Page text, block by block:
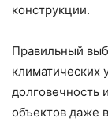
конструкции.
Правильный
климатических
долговечность
объектов даже